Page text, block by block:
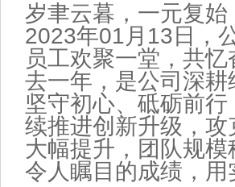
岁聿云暮，一元复
2023年01月 13 日，
员工欢聚一堂，共
去一年，是公司深
坚守初心、砥砺前
续推进创新升级，
大幅提升，团队规
令人瞩目的成绩，